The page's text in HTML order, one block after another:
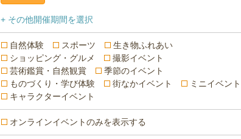
+ その他開催期間を選択
自然体験 スポーツ
生き物ふれあい
ショッピング・グルメ
撮影イベント
芸術鑑賞・自然観賞
季節のイベント
ものづくり・学び体験
街なかイベント
ミニイベント
キャラクターイベント
オンラインイベントのみを表示する